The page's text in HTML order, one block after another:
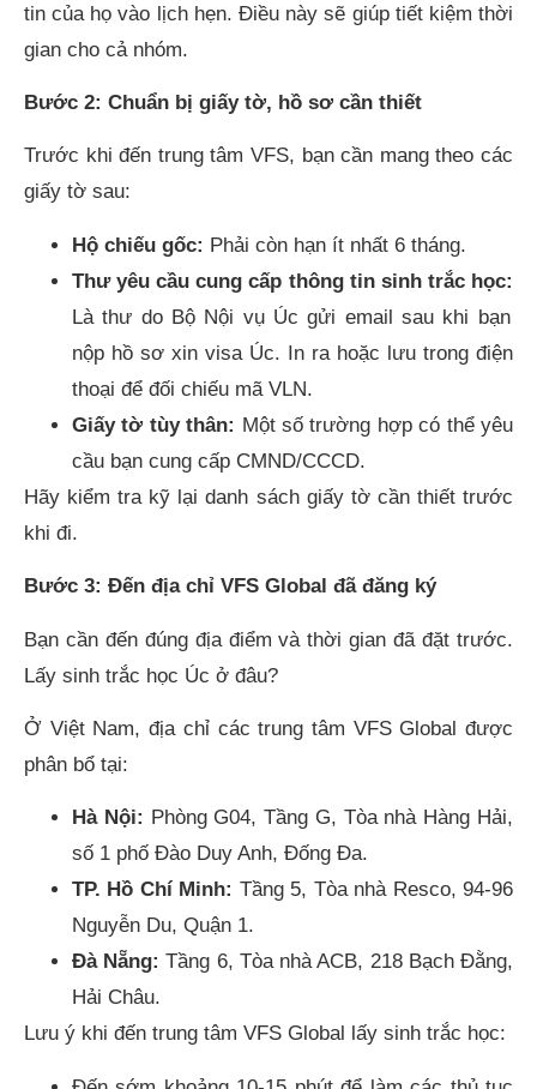
tin của họ vào lịch hẹn. Điều này sẽ giúp tiết kiệm thời
gian cho cả nhóm.
Bước 2: Chuẩn bị giấy tờ, hồ sơ cần thiết
Trước khi đến trung tâm VFS, bạn cần mang theo các
giấy tờ sau:
Hộ chiếu gốc: Phải còn hạn ít nhất 6 tháng.
Thư yêu cầu cung cấp thông tin sinh trắc học:
Là thư do Bộ Nội vụ Úc gửi email sau khi bạn
nộp hồ sơ xin visa Úc. In ra hoặc lưu trong điện
thoại để đối chiếu mã VLN.
Giấy tờ tùy thân: Một số trường hợp có thể yêu
cầu bạn cung cấp CMND/CCCD.
Hãy kiểm tra kỹ lại danh sách giấy tờ cần thiết trước
khi đi.
Bước 3: Đến địa chỉ VFS Global đã đăng ký
Bạn cần đến đúng địa điểm và thời gian đã đặt trước.
Lấy sinh trắc học Úc ở đâu?
Ở Việt Nam, địa chỉ các trung tâm VFS Global được
phân bổ tại:
Hà Nội: Phòng G04, Tầng G, Tòa nhà Hàng Hải,
số 1 phố Đào Duy Anh, Đống Đa.
TP. Hồ Chí Minh: Tầng 5, Tòa nhà Resco, 94-96
Nguyễn Du, Quận 1.
Đà Nẵng:Tầng 6, Tòa nhà ACB, 218 Bạch Đằng,
Hải Châu.
Lưu ý khi đến trung tâm VFS Global lấy sinh trắc học: